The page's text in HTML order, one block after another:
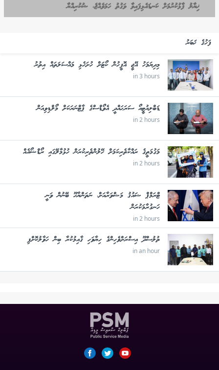
ޚިޔާލު ފާޅުކުރުމަށް ކަނޑައެޅިފައިވާ ވަގުތު ހަމަވެއްޖެ، ޝުކުރިއްޔާ
ފަހުގެ ޚަބަރު
މިދިޔަމަހު އޭޖީ އޮފީހުން ކޯޓަށް ހުށަހެޅި މައްސަލަތައް އިތުރު
in 3 hours
ޑަބްލިއުޓީއޯ ސަރަޙައްދީ އެވޯޑްސްގެ ޕާޓްނަރަކަށް މޯލްޑިވިއަން
in 2 hours
މަގުމަތީގެ ރައްކާތެރިކަމަށް ހޭލުންތެރިކުރަން ހުޅުމާލޭގައި ރޯޑްޝޯއެއް
in 2 hours
ޓްރަމްޕް ޝައުޤު މަޝްވަރާއަށް، ނަތަންޔާހޫ ބޭނުން ވަނީ
ހަނގުރާމަކުރަން
in 2 hours
ތުލުސްދޫ އިސްރަށްވެހިންގެ ހިޔާވަހި ޤާއިމުކުރާ ބިން ހަވާލުކޮށްފި
in an hour